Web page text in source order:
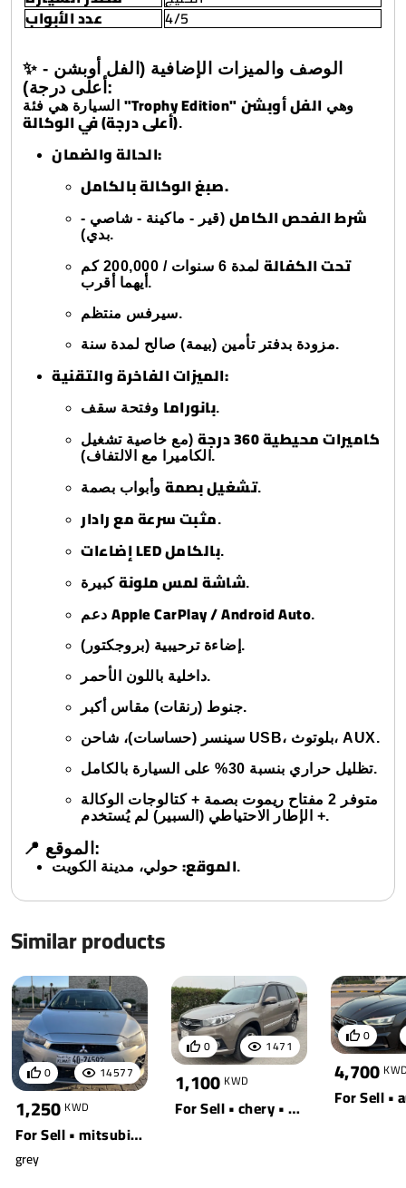
عدد الأبواب 4/5
✨ الوصف والميزات الإضافية (الفل أوبشن -
أعلى درجة):
"Trophy Edition" وهي الفل أوبشن
(أعلى درجة) في الوكالة.
الحالة والضمان:
صبغ الوكالة بالكامل.
شرط الفحص الكامل (قير - ماكينة - شاصي -
بدي).
تحت الكفالة
لمدة 6 سنوات / 200,000 كم
أيهما أقرب.
سيرفس منتظم.
مزودة بدفتر تأمين (بيمة) صالح لمدة سنة.
الميزات الفاخرة والتقنية:
بانوراماوفتحة سقف.
كاميرات محيطية 360 درجة
(مع خاصية تشغيل
الكاميرا مع الالتفاف).
تشغيل بصمةوأبواب بصمة.
مثبت سرعة مع رادار.
إضاءات LED بالكامل.
شاشة لمس ملونةكبيرة.
Apple CarPlay / Android Auto.
إضاءة ترحيبية (بروجكتور).
داخلية باللون الأحمر.
جنوط (رنقات) مقاس أكبر.
سينسر (حساسات)، شاحن USB، بلوتوث، AUX.
تظليل حراري بنسبة 30% على السيارة بالكامل.
متوفر 2 مفتاح ريموت بصمة + كتالوجات الوكالة
+ الإطار الاحتياطي (السبير) لم يُستخدم.
📍 الموقع:
الموقع:حولي، مدينة الكويت.
Similar products
14577
0
1,250 KWD
For Sell • mitsubishi • lancer
grey
1471
0
1,100 KWD
For Sell • chery • yellow
0
4,700